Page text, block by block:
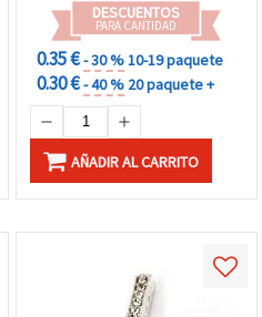
DESCUENTOS
PARA CANTIDAD
0.35 €- 30 %10-19 paquete
0.30 €- 40 % 20 paquete +
AÑADIR AL CARRITO